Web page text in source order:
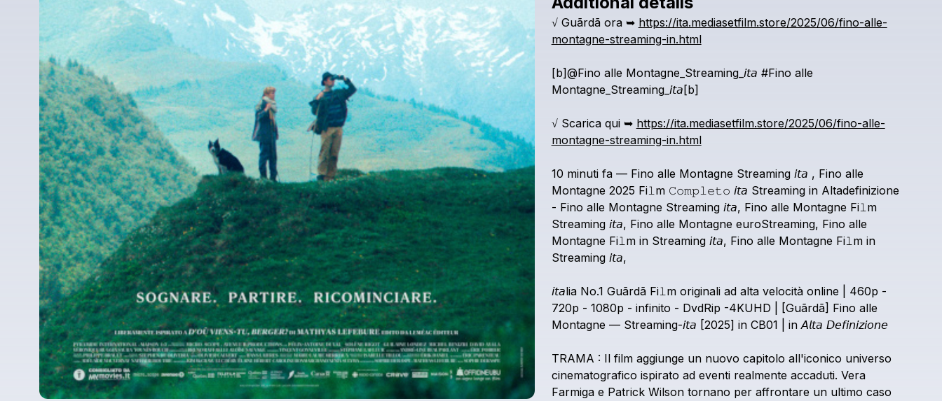
Check your texts
√ Guãrdã ora ➥ https://ita.mediasetfilm.store/2025/06/fino-alle-
montagne-streaming-in.html
[b]@Fino alle Montagne_Streaming_𝘪𝘵𝘢 #Fino alle
Montagne_Streaming_𝘪𝘵𝘢[b]
√ Scarica qui ➥ https://ita.mediasetfilm.store/2025/06/fino-alle-
montagne-streaming-in.html
10 minuti fa — Fino alle Montagne Streaming 𝘪𝘵𝘢 , Fino alle
Montagne 2025 Fi𝚕m 𝙲𝚘𝚖𝚙𝚕𝚎𝚝𝚘 𝘪𝘵𝘢 Streaming in Altadefinizione
- Fino alle Montagne Streaming 𝘪𝘵𝘢, Fino alle Montagne Fi𝚕m
Streaming 𝘪𝘵𝘢, Fino alle Montagne euroStreaming, Fino alle
Montagne Fi𝚕m in Streaming 𝘪𝘵𝘢, Fino alle Montagne Fi𝚕m in
Streaming 𝘪𝘵𝘢,
𝘪𝘵𝘢lia No.1 Guãrdã Fi𝚕m originali ad alta velocità online 460p -
720p - 1080p - infinito - DvdRip -4KUHD [Guãrdã] Fino alle
Montagne — Streaming-𝘪𝘵𝘢 [2025] in CB01 in 𝘈𝘭𝘵𝘢 𝘋𝘦𝘧𝘪𝘯𝘪𝘻𝘪𝘰𝘯𝘦
TRAMA : Il film aggiunge un nuovo capitolo all'iconico universo
cinematografico ispirato ad eventi realmente accaduti. Vera
Farmiga e Patrick Wilson tornano per affrontare un ultimo caso